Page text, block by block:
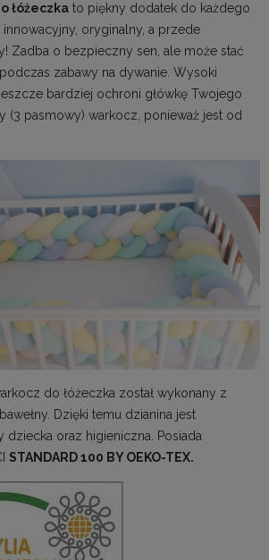
łóżeczka to piękny dodatek do każdego
innowacyjny, oryginalny, a przede
Zadba o bezpieczny sen, ale może stać
zabawy na dywanie. Wysoki
bardziej ochroni główkę Twojego
(3 pasmowy) warkocz, ponieważ jest od
do łóżeczka został wykonany z
Dzięki temu dzianina jest
dziecka oraz higieniczna. Posiada
STANDARD 100 BY OEKO-TEX.